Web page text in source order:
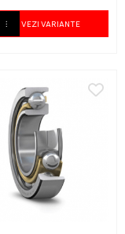
VEZI VARIANTE